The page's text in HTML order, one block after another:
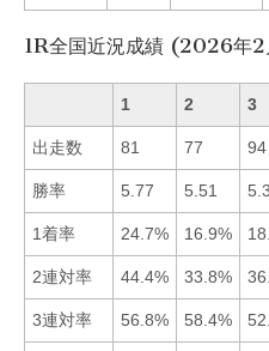
1R全国近況成績 (2026年2
1 2 3
出走数 81 77 94
勝率 5.77 5.51
1着率 24.7% 16.9%
2連対率 44.4% 33.8%
3連対率 56.8% 58.4%